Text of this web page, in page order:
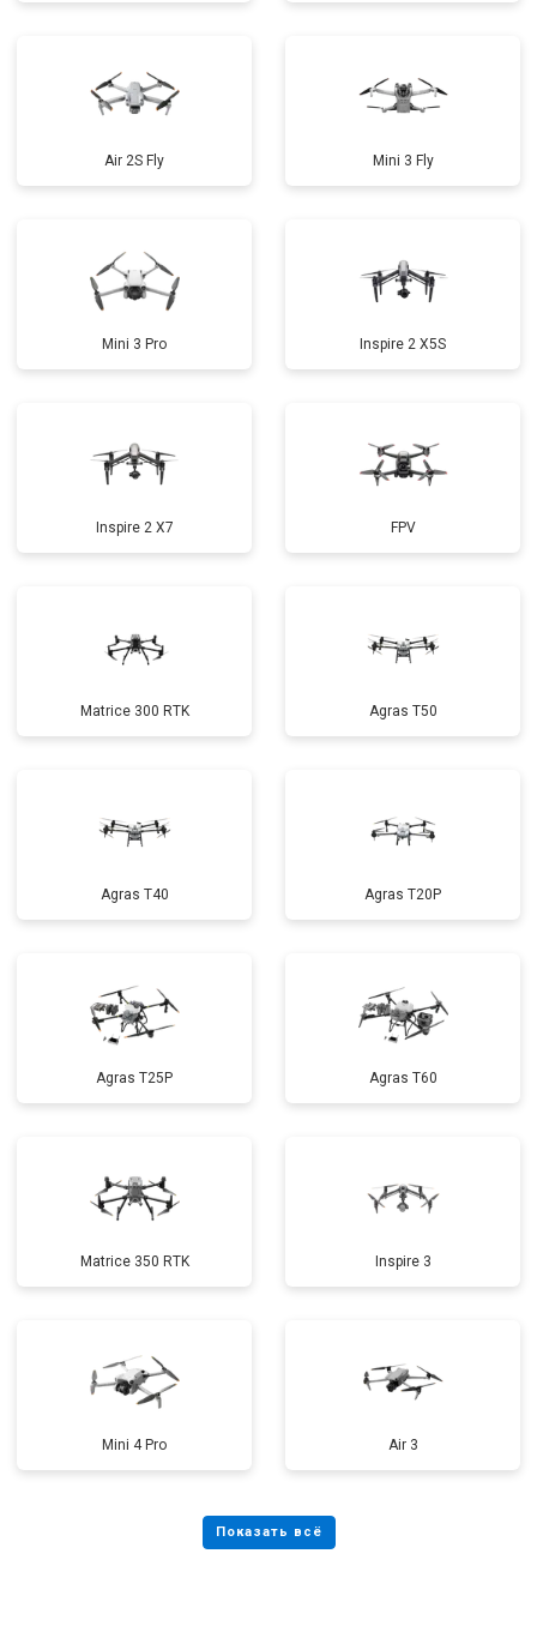
Air 2S Fly Mini 3 Fly
Mini 3 Pro Inspire 2 X5S
Inspire 2 X7 FPV
Matrice 300 RTK Agras T50
Agras T40 Agras T20P
Agras T25P Agras T60
Matrice 350 RTK Inspire 3
Mini 4 Pro Air 3